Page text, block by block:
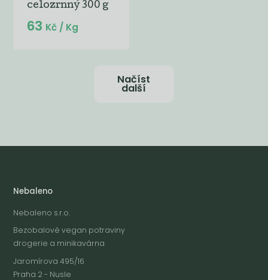
celozrnný 300 g
63 Kč / Kg
Načíst
další
Nebaleno
Nebaleno s.r.o.
Bezobalové vegan potraviny
drogerie a minikavárna
Jaromírova 495/16
Praha 2 - Nusle